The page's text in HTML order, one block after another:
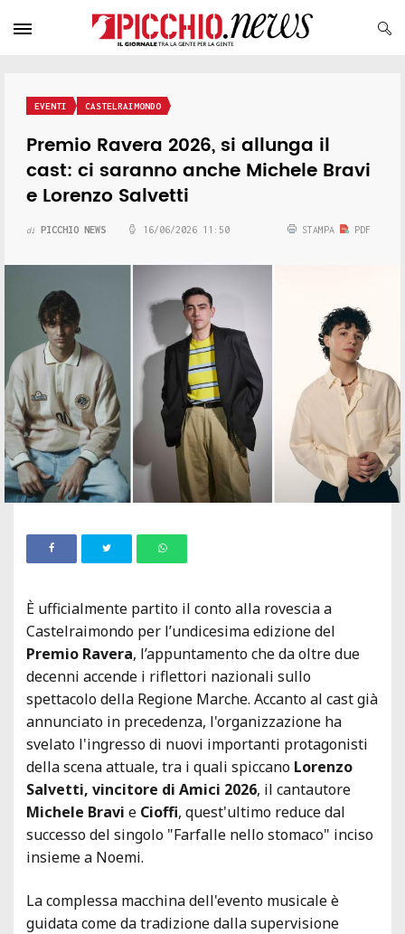
EVENTI CASTELRAIMONDO
Premio Ravera 2026, si allunga il
cast: ci saranno anche Michele Bravi
e Lorenzo Salvetti
di PICCHIO NEWS 16/06/2026 11:50 STAMPA PDF
È ufficialmente partito il conto alla rovescia a
Castelraimondo per l’undicesima edizione del
Premio Ravera, l’appuntamento che da oltre due
decenni accende i riflettori nazionali sullo
spettacolo della Regione Marche. Accanto al cast già
annunciato in precedenza, l'organizzazione ha
svelato l'ingresso di nuovi importanti protagonisti
della scena attuale, tra i quali spiccano Lorenzo
Salvetti, vincitore di Amici 2026, il cantautore
Michele Bravi e Cioffi, quest'ultimo reduce dal
successo del singolo "Farfalle nello stomaco" inciso
insieme a Noemi.
La complessa macchina dell'evento musicale è
guidata come da tradizione dalla supervisione